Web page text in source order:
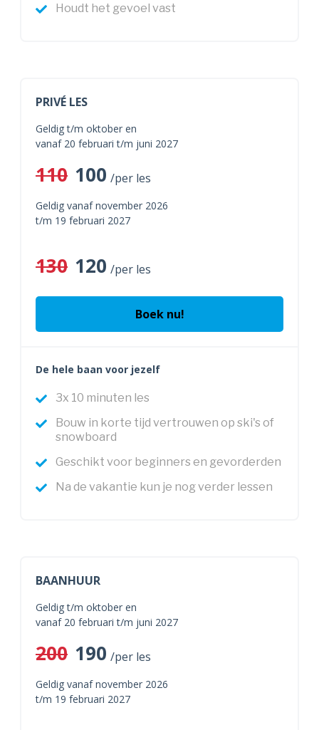
Houdt het gevoel vast
PRIVÉ LES
Geldig t/m oktober en
vanaf 20 februari t/m juni 2027
110 100 /per les
Geldig vanaf november 2026
t/m 19 februari 2027
130 120 /per les
Boek nu!
De hele baan voor jezelf
3x 10 minuten les
Bouw in korte tijd vertrouwen op ski's of
snowboard
Geschikt voor beginners en gevorderden
Na de vakantie kun je nog verder lessen
BAANHUUR
Geldig t/m oktober en
vanaf 20 februari t/m juni 2027
200 190 /per les
Geldig vanaf november 2026
t/m 19 februari 2027